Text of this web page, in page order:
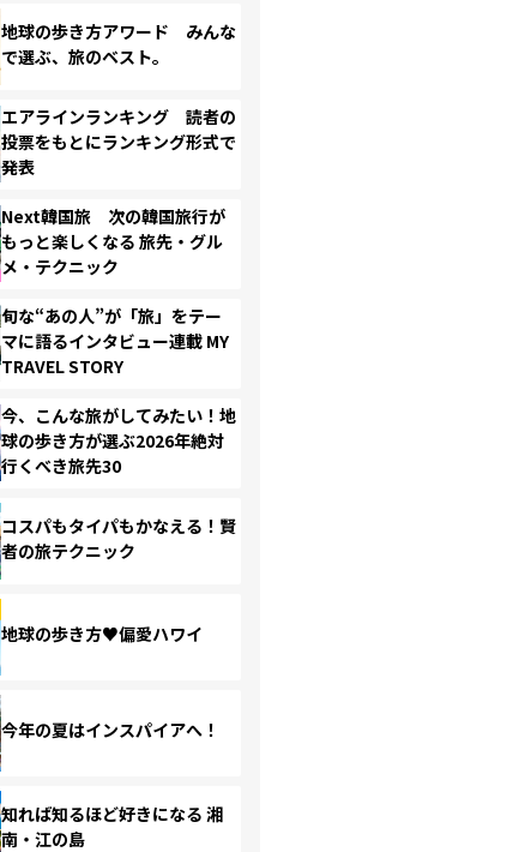
地球の歩き方アワード みんな
で選ぶ、旅のベスト。
エアラインランキング 読者の
投票をもとにランキング形式で
発表
Next韓国旅 次の韓国旅行が
もっと楽しくなる 旅先・グル
メ・テクニック
旬な“あの人”が「旅」をテー
マに語るインタビュー連載 MY
TRAVEL STORY
今、こんな旅がしてみたい！地
球の歩き方が選ぶ2026年絶対
行くべき旅先30
コスパもタイパもかなえる！賢
者の旅テクニック
地球の歩き方♥偏愛ハワイ
今年の夏はインスパイアへ！
知れば知るほど好きになる 湘
南・江の島